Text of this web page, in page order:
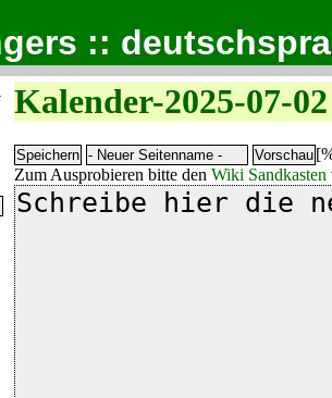
::
Kalender-2025-07-02
Zum Ausprobieren bitte den Wiki Sandkasten